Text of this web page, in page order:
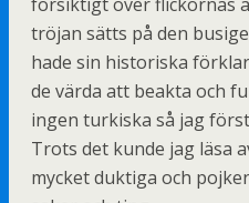
tröjan sätts på den
hade sin historiska
de värda att beakta och
ingen turkiska så jag
Trots det kunde jag läsa
mycket duktiga och